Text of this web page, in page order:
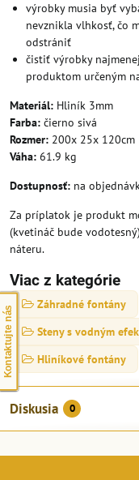
výrobky musia byť
nevznikla vlhkosť, čo
odstrániť
čistiť výrobky
produktom určeným
Materiál: Hliník 3mm
Farba: čierno sivá
Rozmer: 200x 25x 120cm
Váha: 61.9 kg
Dostupnosť: na
Za príplatok je produkt
(kvetináč bude
náteru.
Viac z kategórie
Záhradné fontány
Steny s vodným
Hliníkové fontány
Diskusia 0
Kontaktujte nás